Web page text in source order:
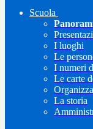
Scuola
I luoghi
Le
I numeri
Le carte
La storia